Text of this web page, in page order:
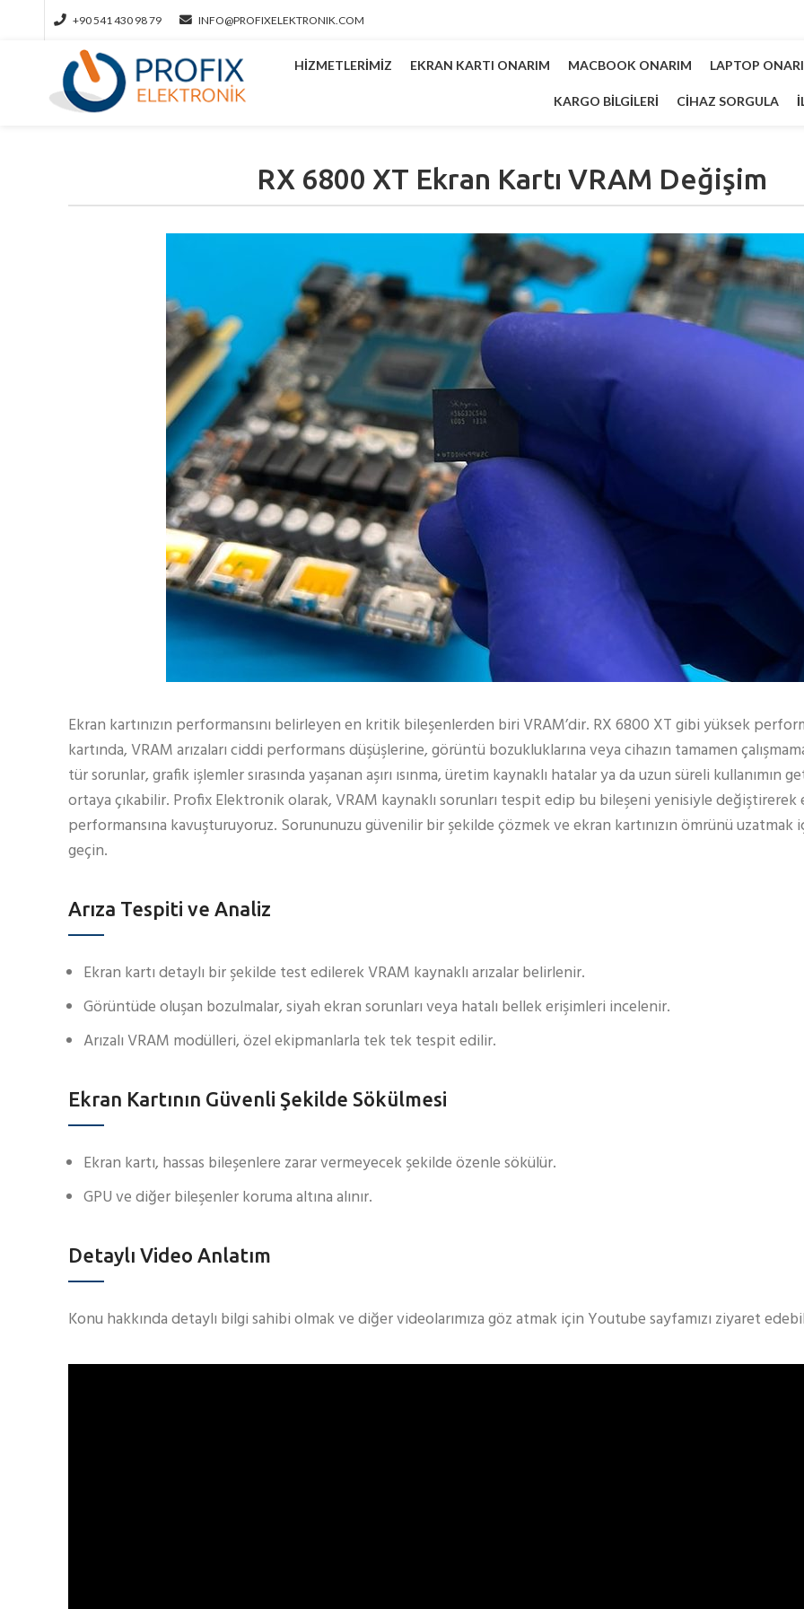
+90 541 430 98 79 INFO@PROFIXELEKTRONIK.COM
HIZMETLERIMIZ EKRAN KARTI ONARIM MACBOOK ONARIM LAPTOP
KARGO BILGILERI CIHAZ SORGULA
RX 6800 XT Ekran Kartı VRAM Değişim
Ekran kartınızın performansını belirleyen en kritik bileşenlerden biri VRAM’dir. RX 6800 XT gibi yüksek
kartında, VRAM arızaları ciddi performans düşüşlerine, görüntü bozukluklarına veya cihazın tamamen
tür sorunlar, grafik işlemler sırasında yaşanan aşırı ısınma, üretim kaynaklı hatalar ya da uzun süreli kullanımın
ortaya çıkabilir. Profix Elektronik olarak, VRAM kaynaklı sorunları tespit edip bu bileşeni yenisiyle değiştirerek
performansına kavuşturuyoruz. Sorununuzu güvenilir bir şekilde çözmek ve ekran kartınızın ömrünü uzatmak
geçin.
Arıza Tespiti ve Analiz
Ekran kartı detaylı bir şekilde test edilerek VRAM kaynaklı arızalar belirlenir.
Görüntüde oluşan bozulmalar, siyah ekran sorunları veya hatalı bellek erişimleri incelenir.
Arızalı VRAM modülleri, özel ekipmanlarla tek tek tespit edilir.
Ekran Kartının Güvenli Şekilde Sökülmesi
Ekran kartı, hassas bileşenlere zarar vermeyecek şekilde özenle sökülür.
GPU ve diğer bileşenler koruma altına alınır.
Detaylı Video Anlatım
Konu hakkında detaylı bilgi sahibi olmak ve diğer videolarımıza göz atmak için Youtube sayfamızı ziyaret